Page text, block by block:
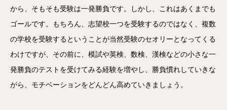
から、そもそも受験は一発勝負です。しかし、これはあくまでも
ゴールです。もちろん、志望校一つを受験するのではなく、複数
の学校を受験するということが当然受験のセオリーとなってくる
わけですが、その前に、模試や英検、数検、漢検などの小さな一
発勝負のテストを受けてみる経験を増やし、勝負慣れしていきな
がら、モチベーションをどんどん高めていきましょう。